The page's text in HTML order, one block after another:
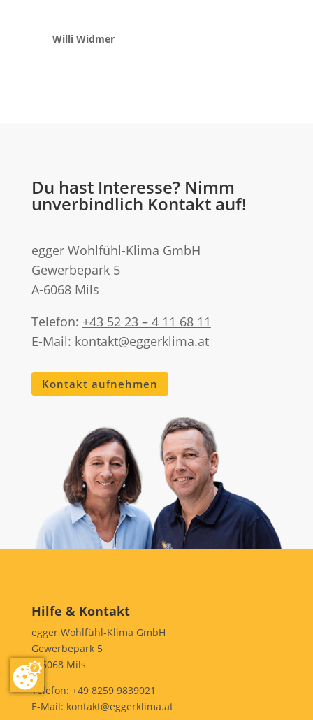
Willi Widmer
Du hast Interesse? Nimm
unverbindlich Kontakt auf!
egger Wohlfühl-Klima GmbH
Gewerbepark 5
A-6068 Mils
Telefon: +43 52 23 – 4 11 68 11
E-Mail: kontakt@eggerklima.at
Kontakt aufnehmen
Hilfe & Kontakt
egger Wohlfühl-Klima GmbH
Gewerbepark 5
A-6068 Mils
Telefon: +49 8259 9839021
E-Mail: kontakt@eggerklima.at